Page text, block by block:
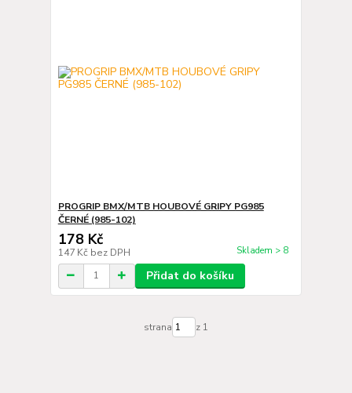
PROGRIP BMX/MTB HOUBOVÉ GRIPY PG985
ČERNÉ (985-102)
178 Kč
147 Kč bez DPH Skladem > 8
Přidat do košíku
strana z 1